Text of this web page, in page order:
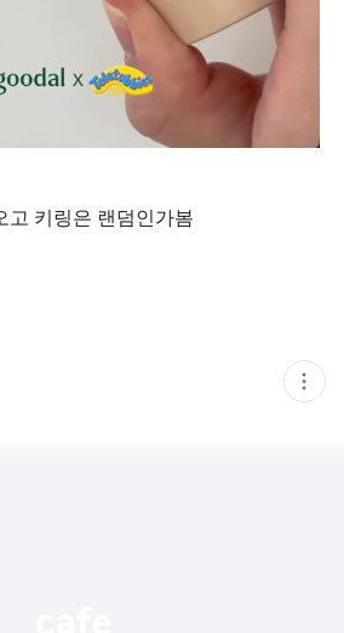
고 키링은 랜덤인가봄
현
재